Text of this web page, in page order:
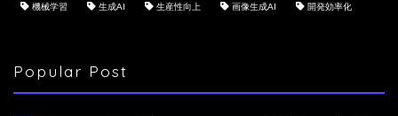
機械学習 生成AI 生産性向上 画像生成AI 開発効率化
Popular Post